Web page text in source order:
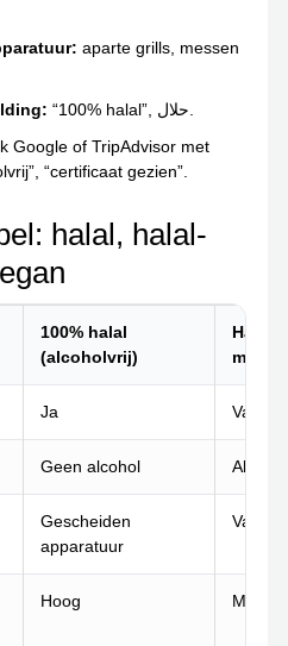
aparte grills, messen
Google of TripAdvisor met
“certificaat gezien”.
halal, halal-
100% halal
(alcoholvrij)
Halal-
Ja Vaak,
Geen alcohol
Gescheiden
apparatuur
Vaak
Hoog Middel